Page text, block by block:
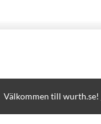
Välkommen till wurth.se!